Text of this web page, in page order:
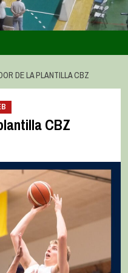
DE LA PLANTILLA CBZ
CBZ